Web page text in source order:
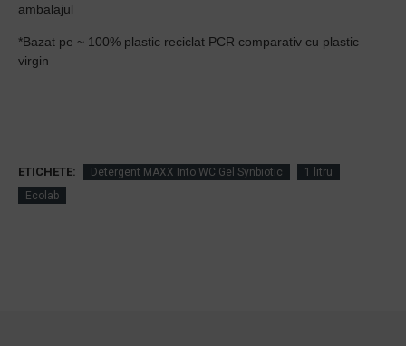
ambalajul
*Bazat pe ~ 100% plastic reciclat PCR comparativ cu plastic
virgin
ETICHETE: Detergent MAXX Into WC Gel Synbiotic
1 litru
Ecolab